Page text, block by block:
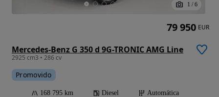
1 / 6
Mercedes-Benz G 350 d 9G-TRONIC AMG Line
2925 cm3 • 286 cv
Promovido
168 795 km Diesel
Automática
79 950 EUR